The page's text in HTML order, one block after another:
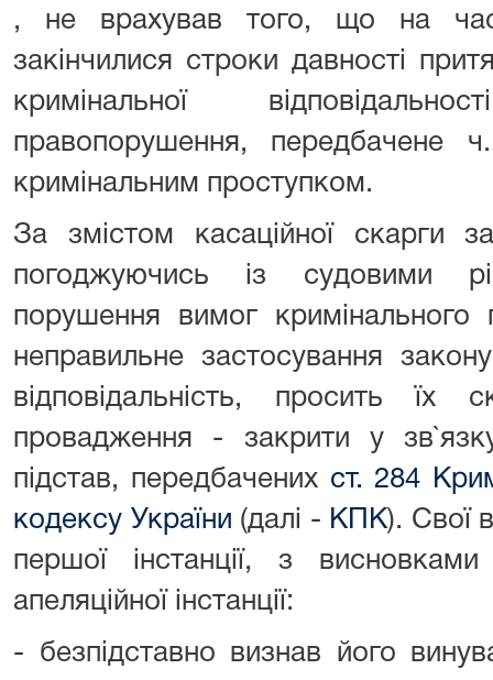
, не врахував того, що на час
закінчилися строки давності
кримінальної
правопорушення,
кримінальним проступком.
За змістом касаційної
погоджуючись із судовими
порушення вимог кримінального
неправильне застосування
відповідальність, просить їх
провадження - закрити у
підстав, передбачених ст. 284
кодексу України (далі - КПК). Свої
першої інстанції, з
апеляційної інстанції:
- безпідставно визнав його